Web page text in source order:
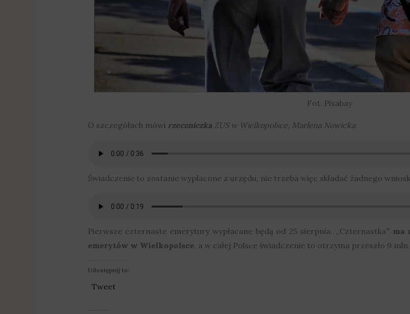
Fot. Pixabay
O szczegółach mówi rzeczniczka ZUS w Wielkopolsce, Marlena Nowicka:
Świadczenie to zostanie wypłacone z urzędu, nie trzeba więc składać żadnego
Pierwsze czternaste emerytury wypłacane będą od 25 sierpnia. „Czternastka” ma
emerytów w Wielkopolsce , a w całej Polsce świadczenie to otrzyma przeszło 9 mln
Udostępnij to:
Tweet